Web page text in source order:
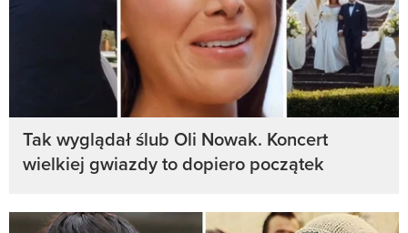
Tak wyglądał ślub Oli Nowak. Koncert
wielkiej gwiazdy to dopiero początek